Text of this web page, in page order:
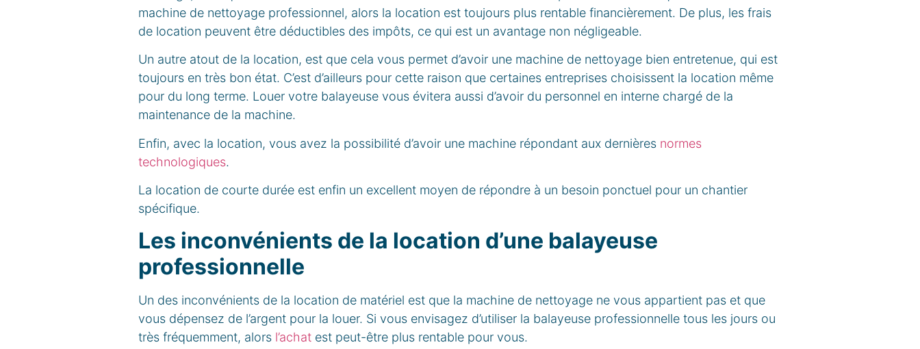
machine de nettoyage professionnel, alors la location est toujours plus rentable financièrement. De plus, les frais
de location peuvent être déductibles des impôts, ce qui est un avantage non négligeable.
Un autre atout de la location, est que cela vous permet d’avoir une machine de nettoyage bien entretenue, qui est
toujours en très bon état. C’est d’ailleurs pour cette raison que certaines entreprises choisissent la location même
pour du long terme. Louer votre balayeuse vous évitera aussi d’avoir du personnel en interne chargé de la
maintenance de la machine.
Enfin, avec la location, vous avez la possibilité d’avoir une machine répondant aux dernières normes
technologiques.
La location de courte durée est enfin un excellent moyen de répondre à un besoin ponctuel pour un chantier
spécifique.
Les inconvénients de la location d’une balayeuse
professionnelle
Un des inconvénients de la location de matériel est que la machine de nettoyage ne vous appartient pas et que
vous dépensez de l’argent pour la louer. Si vous envisagez d’utiliser la balayeuse professionnelle tous les jours ou
très fréquemment, alors l’achat est peut-être plus rentable pour vous.